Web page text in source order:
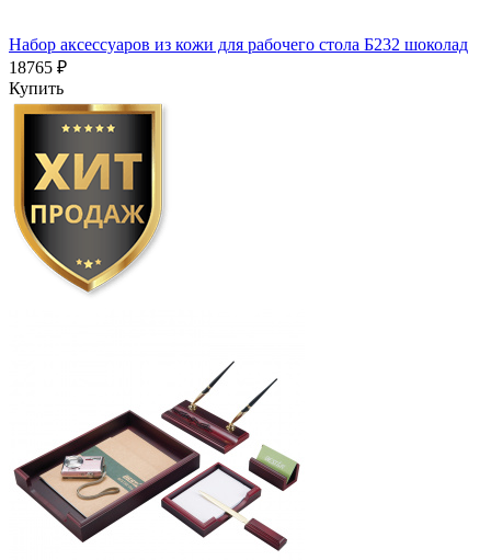
Набор аксессуаров из кожи для рабочего стола Б232 шоколад
18765 ₽
Купить